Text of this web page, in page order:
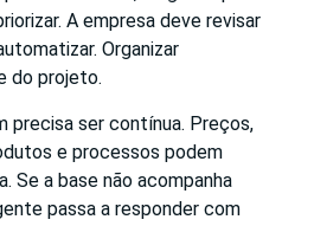
A empresa deve revisar
Organizar
do projeto.
precisa ser contínua. Preços,
e processos podem
Se a base não acompanha
passa a responder com